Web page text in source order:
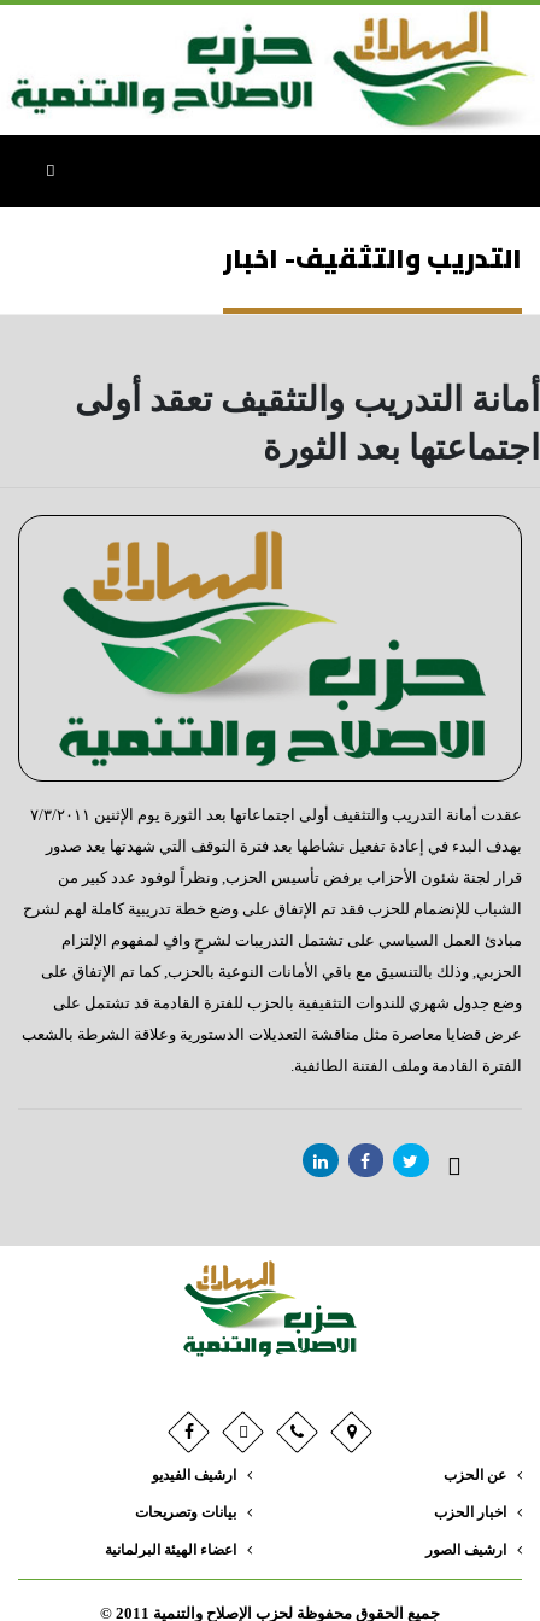
التدريب والتثقيف- اخبار
أمانة التدريب والتثقيف تعقد أولى
اجتماعتها بعد الثورة
عقدت أمانة التدريب والتثقيف أولى اجتماعاتها بعد الثورة يوم الإثنين ٧/٣/٢٠١١
بهدف البدء في إعادة تفعيل نشاطها بعد فترة التوقف التي شهدتها بعد صدور
قرار لجنة شئون الأحزاب برفض تأسيس الحزب, ونظراً لوفود عدد كبير من
الشباب للإنضمام للحزب فقد تم الإتفاق على وضع خطة تدريبية كاملة لهم لشرح
مبادئ العمل السياسي على تشتمل التدريبات لشرحٍ وافٍ لمفهوم الإلتزام
الحزبي, وذلك بالتنسيق مع باقي الأمانات النوعية بالحزب, كما تم الإتفاق على
وضع جدول شهري للندوات التثقيفية بالحزب للفترة القادمة قد تشتمل على
عرض قضايا معاصرة مثل مناقشة التعديلات الدستورية وعلاقة الشرطة بالشعب
الفترة القادمة وملف الفتنة الطائفية.
عن الحزب
اخبار الحزب
ارشيف الصور
ارشيف الفيديو
بيانات وتصريحات
اعضاء الهيئة البرلمانية
جميع الحقوق محفوظة لحزب الإصلاح والتنمية 2011 ©